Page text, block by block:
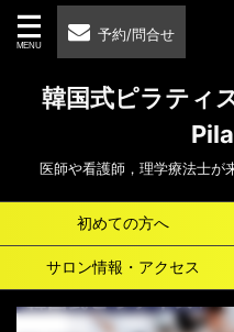
予約/問合せ
韓国式ピラティ
医師や看護師，理学療法士が
初めての方へ
サロン情報・アクセス